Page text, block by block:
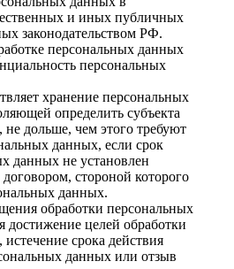
и иных публичных
законодательством РФ.
персональных данных
персональных
хранение персональных
определить субъекта
дольше, чем этого требуют
данных, если срок
данных не установлен
стороной которого
данных.
обработки персональных
достижение целей обработки
срока действия
данных или отзыв